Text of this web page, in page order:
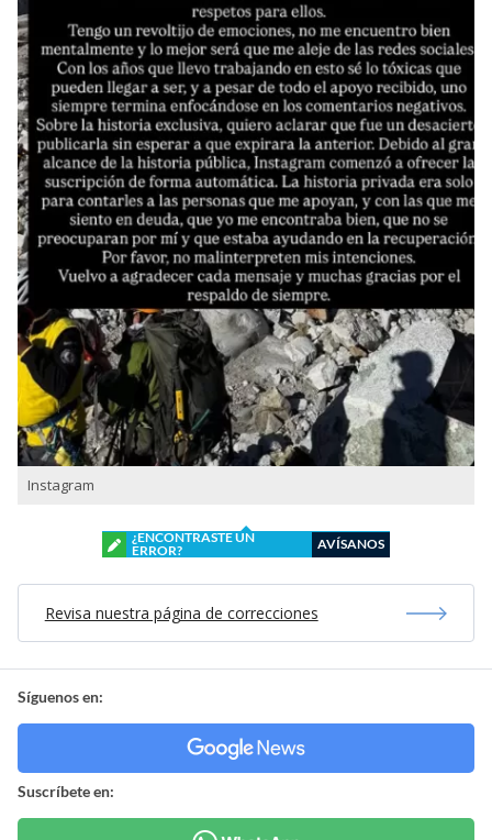
Instagram
¿ENCONTRASTE UN
ERROR?
AVÍSANOS
Revisa nuestra página de correcciones
Síguenos en:
Suscríbete en: